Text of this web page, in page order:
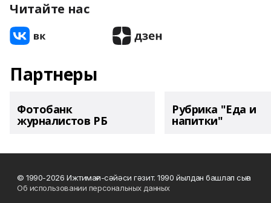
Читайте нас
Партнеры
Фотобанк
журналистов РБ
Рубрика "Еда и
напитки"
© 1990-2026 Ижтимағи-сәйәси гәзит. 1990 йылдан башлап сыға
Об использовании персональных данных